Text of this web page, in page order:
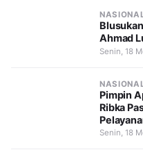
Ahmad
Senin, 18
Pimpin
Ribka
Senin, 18